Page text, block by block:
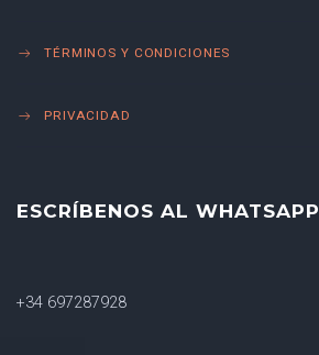
TÉRMINOS Y CONDICIONES
PRIVACIDAD
ESCRÍBENOS AL WHATSAPP
+34 697287928